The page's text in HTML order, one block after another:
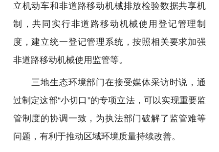
立机动车和非道路移动机械排放检验数据共享机
制，共同实行非道路移动机械使用登记管理制
度，建立统一登记管理系统，按照相关要求加强
非道路移动机械使用监管等。
三地生态环境部门在接受媒体采访时说，通
过制定这部“小切口”的专项立法，可以实现重要监
管制度的协调一致，为执法部门破解了监管难等
问题，有利于推动区域环境质量持续改善。